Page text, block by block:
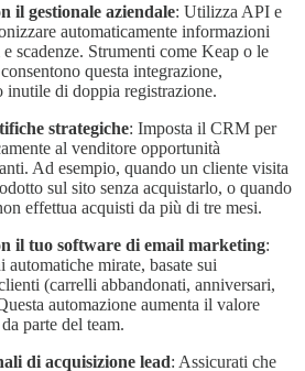
il gestionale aziendale: Utilizza API e
automaticamente informazioni
scadenze. Strumenti come Keap o le
questa integrazione,
di doppia registrazione.
strategiche: Imposta il CRM per
al venditore opportunità
Ad esempio, quando un cliente visita
sul sito senza acquistarlo, o quando
effettua acquisti da più di tre mesi.
il tuo software di email marketing:
mirate, basate sui
(carrelli abbandonati, anniversari,
automazione aumenta il valore
parte del team.
di acquisizione lead: Assicurati che